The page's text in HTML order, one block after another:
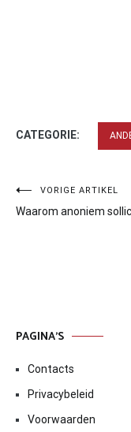
CATEGORIE:
Bericht
navigatie
VORIGE ARTIKEL
Waarom anoniem
PAGINA’S
Contacts
Privacybeleid
Voorwaarden